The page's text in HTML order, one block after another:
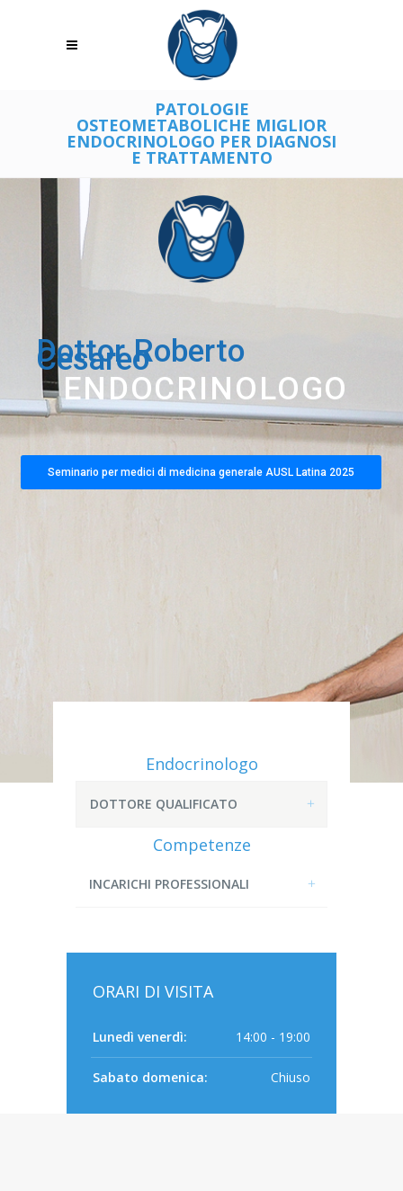
PATOLOGIE
OSTEOMETABOLICHE MIGLIOR
ENDOCRINOLOGO PER DIAGNOSI
E TRATTAMENTO
Dottor Roberto
Cesareo
ENDOCRINOLOGO
Seminario per medici di medicina generale AUSL Latina 2025
Endocrinologo
DOTTORE QUALIFICATO
Competenze
INCARICHI PROFESSIONALI
ORARI DI VISITA
Lunedì venerdì: 14:00 - 19:00
Sabato domenica: Chiuso